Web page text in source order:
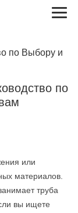
по Выбору и
по
или
материалов.
труба
вы ищете